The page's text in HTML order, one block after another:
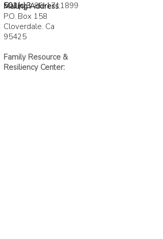
501(c)3:86-1711899
Mailing Address:
P.O. Box 158
Cloverdale. Ca
95425
Family Resource &
Resiliency Center: